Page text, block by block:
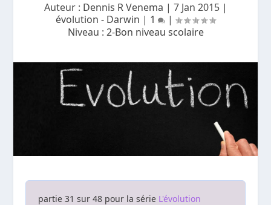
Auteur : Dennis R Venema | 7 Jan 2015|
évolution - Darwin | 1
|
Niveau : 2-Bon niveau scolaire
partie 31 sur 48 pour la série L'évolution